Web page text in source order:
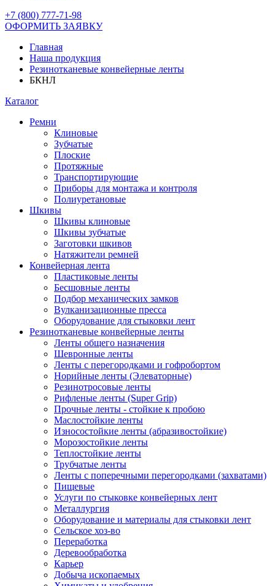
+7 (800) 777-71-98
ОФОРМИТЬ ЗАЯВКУ
Главная
Наша продукция
Резинотканевые конвейерные ленты
БКНЛ
Каталог
Ремни
Клиновые
Зубчатые
Плоские
Протяжные
Транспортирующие
Приборы для монтажа и контроля
Полиуретановые
Шкивы
Шкивы клиновые
Шкивы зубчатые
Заготовки шкивов
Натяжители ремней
Конвейерная лента
Пластиковые ленты
Бесшовные ленты
Подбор механических замков
Вулканизационные пресса
Оборудование для стыковки лент
Резинотканевые конвейерные ленты
Ленты общего назначения
Шевронные ленты
Ленты с перегородками и гофробортом
Норийные ленты (Элеваторные)
Резинотросовые ленты
Рифленые ленты (Super Grip)
Прочные ленты - стойкие к пробою
Маслостойкие ленты
Износостойкие ленты (абразивостойкие)
Морозостойкие ленты
Теплостойкие ленты
Трубчатые ленты
Ленты с поперечными перегородками (захватами)
Пищевые
Услуги по стыковке конвейерных лент
Металлургия
Оборудование и материалы для стыковки лент
Сельское хоз-во
Переработка
Деревообработка
Карьер
Добыча ископаемых